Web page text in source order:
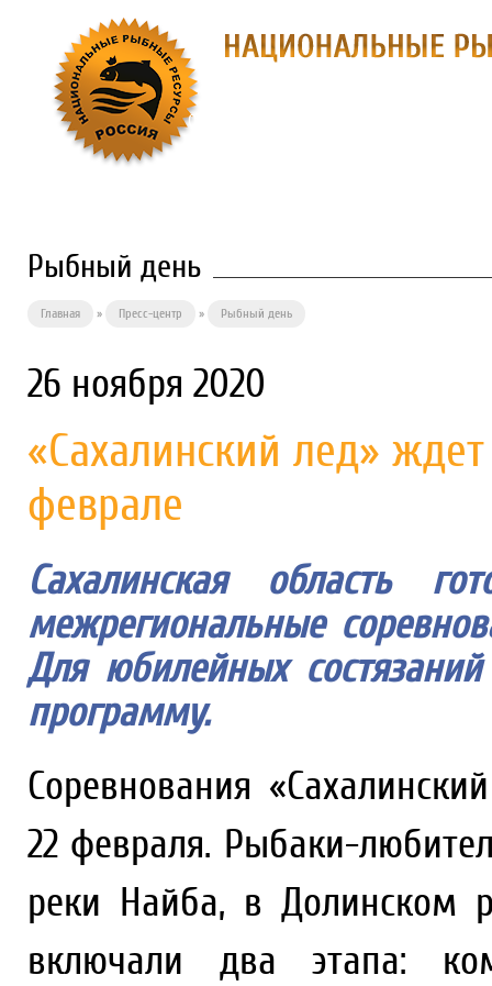
О ПРЕДПРИЯТИИ
Рыбный день
Главная » Пресс-центр » Рыбный день
26 ноября 2020
«Сахалинский лед»
феврале
Сахалинская область
межрегиональные
Для юбилейных
программу.
Соревнования
22 февраля. Рыбаки-
реки Найба, в Долинском
включали два этапа: